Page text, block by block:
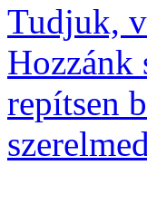
Tudjuk,
Hozzánk
repítsen